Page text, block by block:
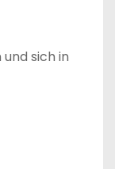
sich in